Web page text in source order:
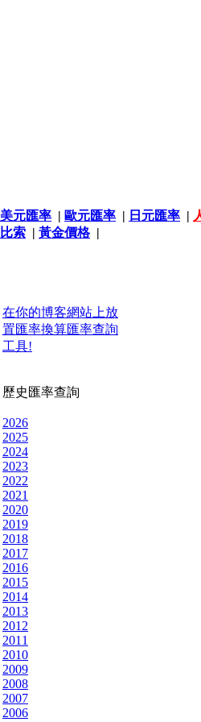
美元匯率 | 歐元匯率 | 日元匯率 |
比索 | 黃金價格|
在你的博客網站上放
置匯率換算匯率查詢
工具!
歷史匯率查詢
2026
2025
2024
2023
2022
2021
2020
2019
2018
2017
2016
2015
2014
2013
2012
2011
2010
2009
2008
2007
2006